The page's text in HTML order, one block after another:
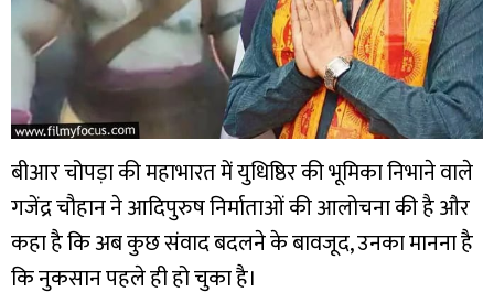
बीआर चोपड़ा की महाभारत में युधिष्ठिर की भूमिका निभाने वाले
गजेंद्र चौहान ने आदिपुरुष निर्माताओं की आलोचना की है और
कहा है कि अब कुछ संवाद बदलने के बावजूद, उनका मानना है
कि नुकसान पहले ही हो चुका है।